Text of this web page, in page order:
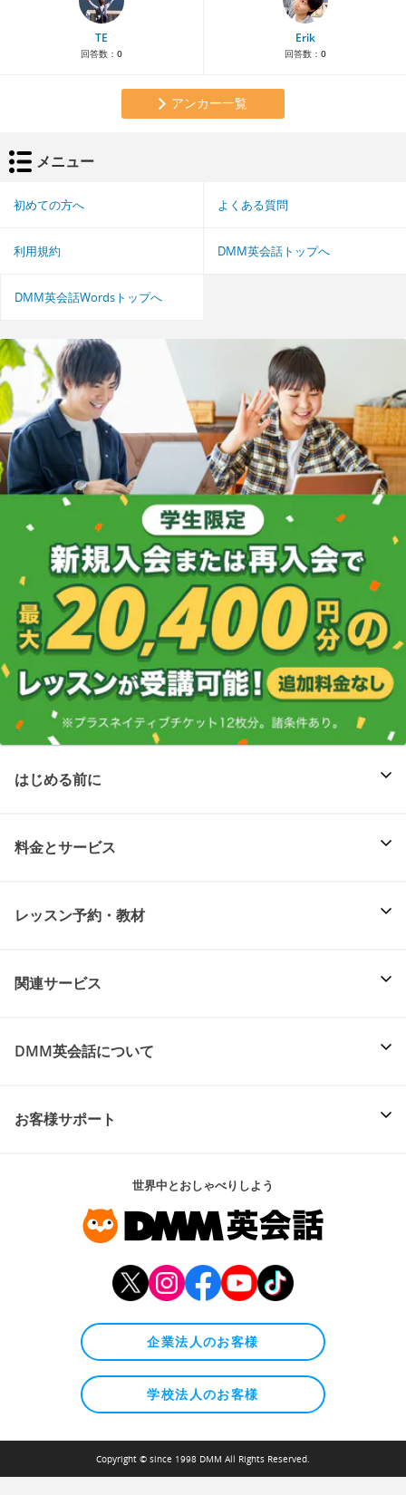
TE
回答数： 0
Erik
回答数： 0
アンカー一覧
メニュー
初めての方へ よくある質問
利用規約 DMM英会話トップへ
DMM英会話Wordsトップへ
はじめる前に
料金とサービス
レッスン予約・教材
関連サービス
DMM英会話について
お客様サポート
世界中とおしゃべりしよう
企業法人のお客様
学校法人のお客様
Copyright © since 1998 DMM All Rights Reserved.